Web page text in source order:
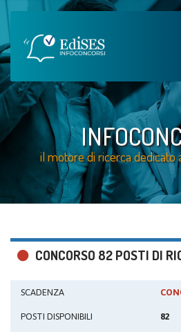
il motore di ricerca dedicato
CONCORSO 82 POSTI DI
SCADENZA
POSTI DISPONIBILI 82